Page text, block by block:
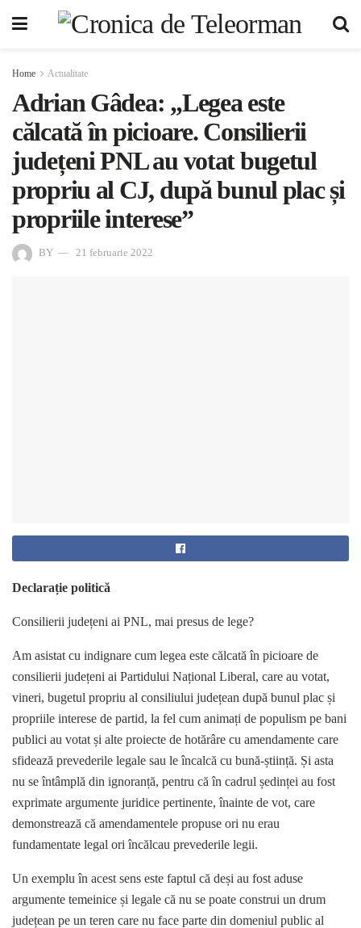
Home Actualitate
Adrian Gâdea: „Legea este
călcată în picioare. Consilierii
județeni PNL au votat bugetul
propriu al CJ, după bunul plac și
propriile interese”
BY 21 februarie 2022
Declarație politică
Consilierii județeni ai PNL, mai presus de lege?
Am asistat cu indignare cum legea este călcată în picioare de
consilierii județeni ai Partidului Național Liberal, care au votat,
vineri, bugetul propriu al consiliului județean după bunul plac și
propriile interese de partid, la fel cum animați de populism pe bani
publici au votat și alte proiecte de hotărâre cu amendamente care
sfidează prevederile legale sau le încalcă cu bună-știință. Și asta
nu se întâmplă din ignoranță, pentru că în cadrul ședinței au fost
exprimate argumente juridice pertinente, înainte de vot, care
demonstrează că amendamentele propuse ori nu erau
fundamentate legal ori încălcau prevederile legii.
Un exemplu în acest sens este faptul că deși au fost aduse
argumente temeinice și legale că nu se poate construi un drum
județean pe un teren care nu face parte din domeniul public al